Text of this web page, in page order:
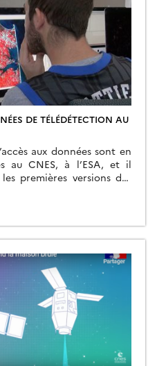
DE TÉLÉDÉTECTION AU
aux données sont en
au CNES, à l’ESA, et il
premières versions des
nous avons fait une
une version écrite de